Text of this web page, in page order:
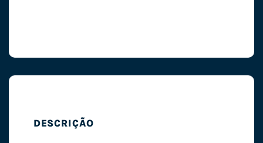
DESCRIÇÃO